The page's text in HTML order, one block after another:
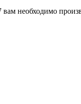
необходимо